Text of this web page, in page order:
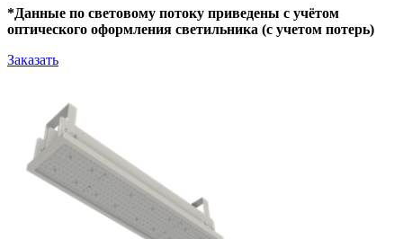
*Данные по световому потоку приведены с учётом
оптического оформления светильника (с учетом потерь)
Заказать